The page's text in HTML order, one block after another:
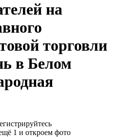
на
торговли
в Белом
1 и откроем фото